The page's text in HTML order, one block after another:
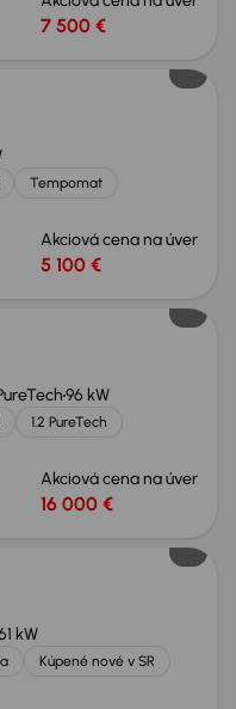
7 500 €
Tempomat
Akciová cena na úver
5 100 €
96 kW
1.2 PureTech
Akciová cena na úver
16 000 €
kW
Kúpené nové v SR